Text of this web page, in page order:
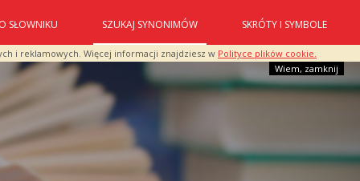
i reklamowych. Więcej informacji znajdziesz w Polityce plików cookie.
Wiem, zamknij
O SŁOWNIKU SZUKAJ SYNONIMÓW SKRÓTY I SYMBOLE